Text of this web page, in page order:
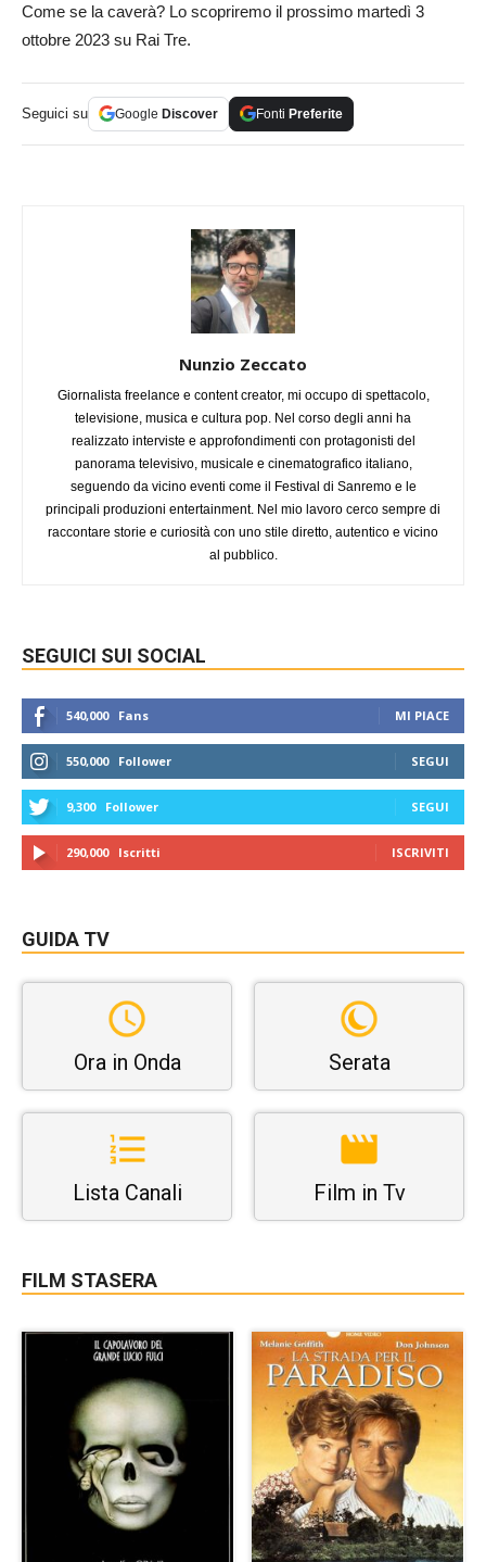
Come se la caverà? Lo scopriremo il prossimo martedì 3
ottobre 2023 su Rai Tre.
Seguici su Google Discover Fonti Preferite
Nunzio Zeccato
Giornalista freelance e content creator, mi occupo di spettacolo,
televisione, musica e cultura pop. Nel corso degli anni ha
realizzato interviste e approfondimenti con protagonisti del
panorama televisivo, musicale e cinematografico italiano,
seguendo da vicino eventi come il Festival di Sanremo e le
principali produzioni entertainment. Nel mio lavoro cerco sempre di
raccontare storie e curiosità con uno stile diretto, autentico e vicino
al pubblico.
SEGUICI SUI SOCIAL
540,000 Fans MI PIACE
550,000 Follower SEGUI
9,300 Follower SEGUI
290,000 Iscritti ISCRIVITI
GUIDA TV
Ora in Onda Serata
Lista Canali Film in Tv
FILM STASERA